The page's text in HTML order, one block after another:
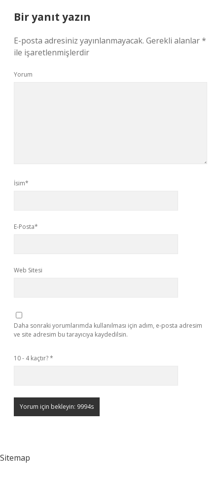
Bir yanıt yazın
E-posta adresiniz yayınlanmayacak. Gerekli alanlar*
ile işaretlenmişlerdir
Yorum
İsim*
E-Posta*
Web Sitesi
Daha sonraki yorumlarımda kullanılması için adım, e-posta adresim
ve site adresim bu tarayıcıya kaydedilsin.
10 - 4 kaçtır?*
Sitemap